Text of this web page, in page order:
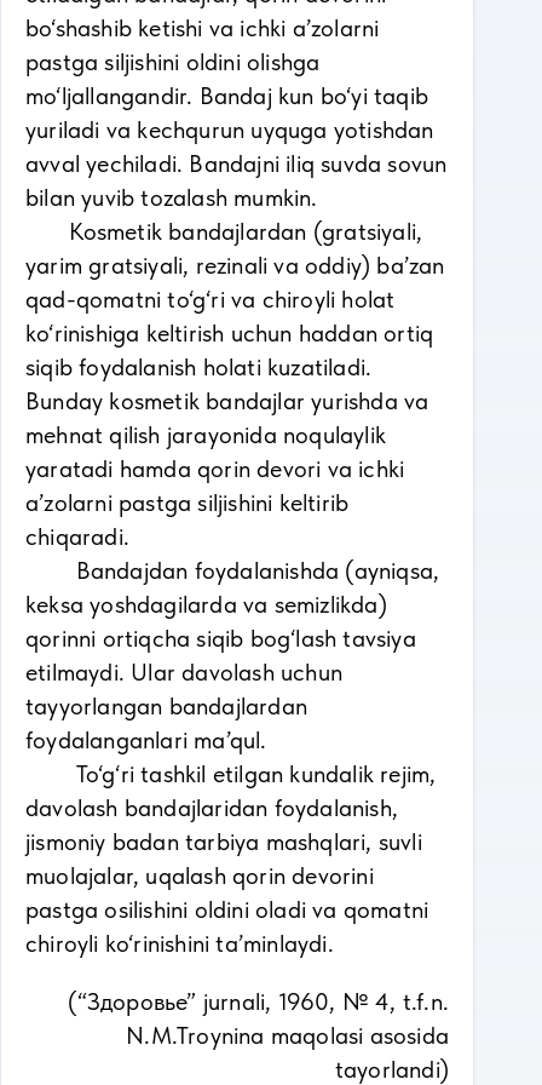
bo‘shashib ketishi va ichki a’zolarni
pastga siljishini oldini olishga
mo‘ljallangandir. Bandaj kun bo‘yi taqib
yuriladi va kechqurun uyquga yotishdan
avval yechiladi. Bandajni iliq suvda sovun
bilan yuvib tozalash mumkin.
Kosmetik bandajlardan (gratsiyali,
yarim gratsiyali, rezinali va oddiy) ba’zan
qad-qomatni to‘g‘ri va chiroyli holat
ko‘rinishiga keltirish uchun haddan ortiq
siqib foydalanish holati kuzatiladi.
Bunday kosmetik bandajlar yurishda va
mehnat qilish jarayonida noqulaylik
yaratadi hamda qorin devori va ichki
a’zolarni pastga siljishini keltirib
chiqaradi.
Bandajdan foydalanishda (ayniqsa,
keksa yoshdagilarda va semizlikda)
qorinni ortiqcha siqib bog‘lash tavsiya
etilmaydi. Ular davolash uchun
tayyorlangan bandajlardan
foydalanganlari ma’qul.
To‘g‘ri tashkil etilgan kundalik rejim,
davolash bandajlaridan foydalanish,
jismoniy badan tarbiya mashqlari, suvli
muolajalar, uqalash qorin devorini
pastga osilishini oldini oladi va qomatni
chiroyli ko‘rinishini ta’minlaydi.
(“Здоровье” jurnali, 1960, № 4, t.f.n.
N.M.Troynina maqolasi asosida
tayorlandi)